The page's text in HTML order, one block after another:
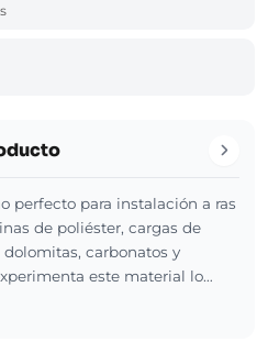
perfecto para instalación a ras
de poliéster, cargas de
carbonatos y
este material lo…